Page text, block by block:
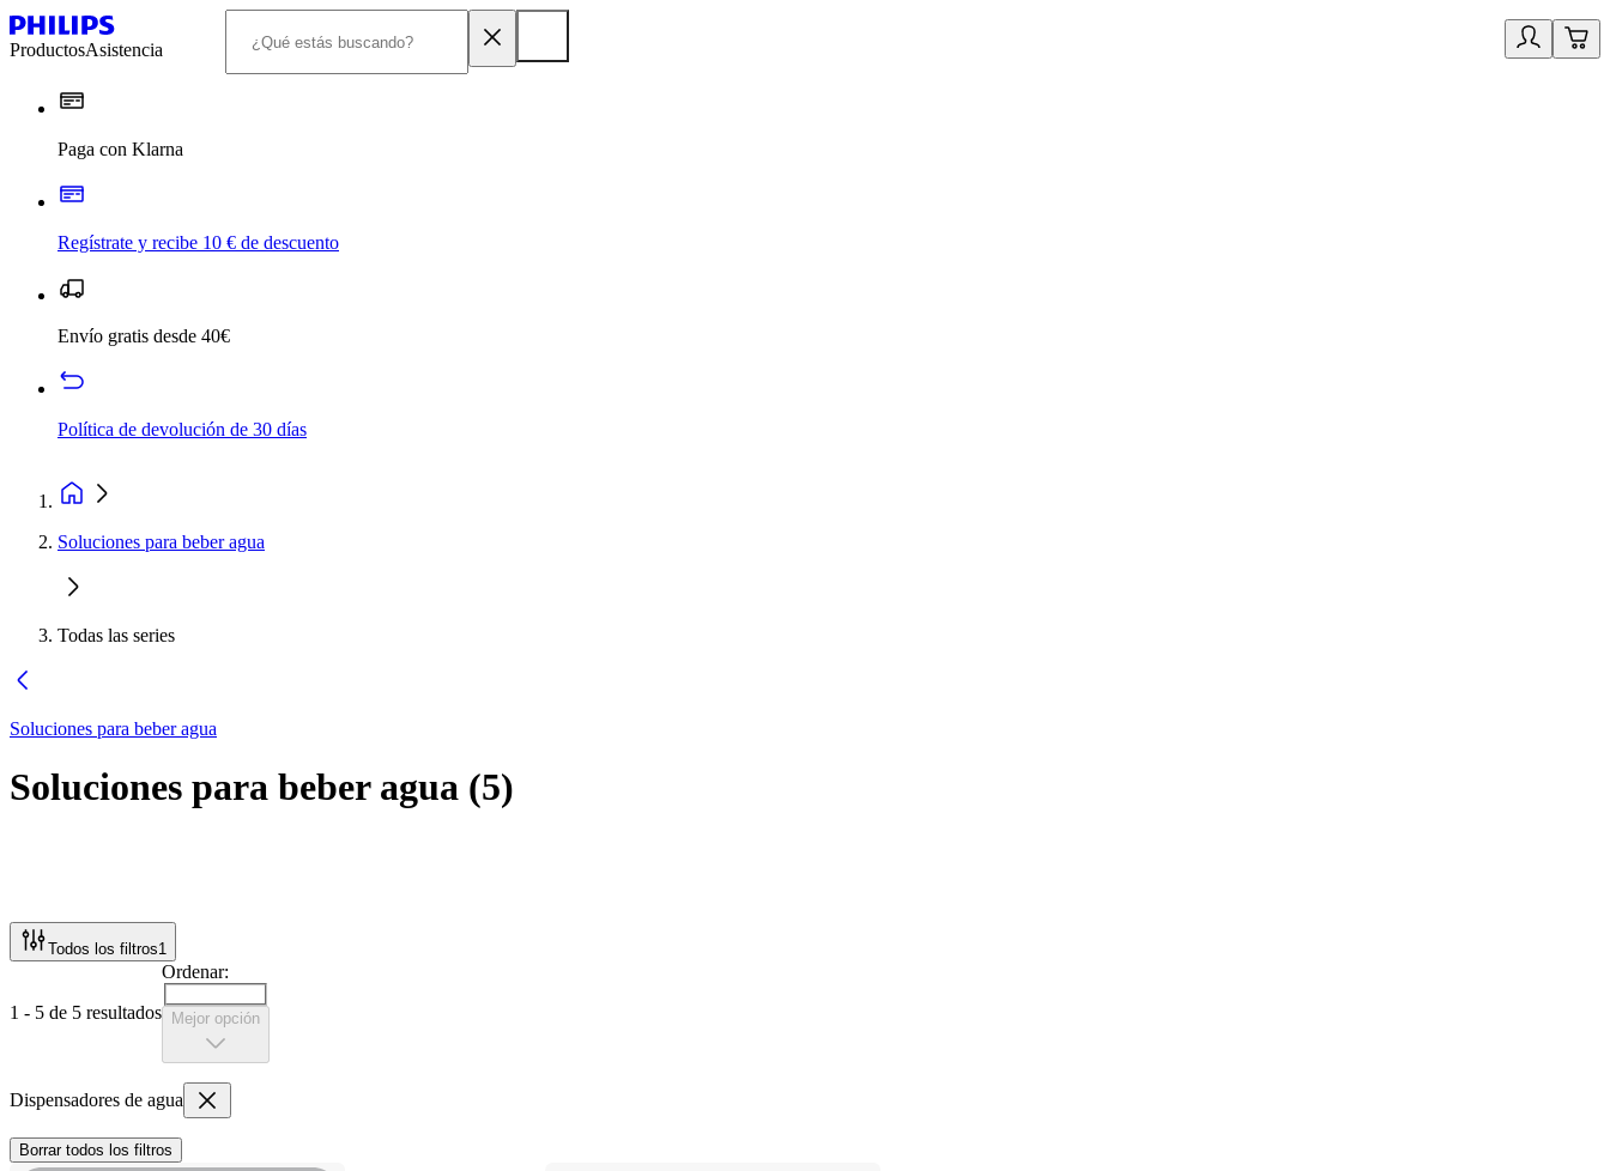
ProductosAsistencia
Paga con Klarna
Regístrate y recibe 10 € de descuento
Envío gratis desde 40€
Política de devolución de 30 días
Soluciones para beber agua
Todas las series
Soluciones para beber agua
Soluciones para beber agua (5)
Todos los filtros1
1 - 5 de 5 resultados
Ordenar:
Mejor opción
Dispensadores de agua
Borrar todos los filtros